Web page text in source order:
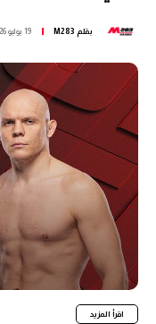
بقلم M283 19 يوليو 2026
اقرأ المزيد